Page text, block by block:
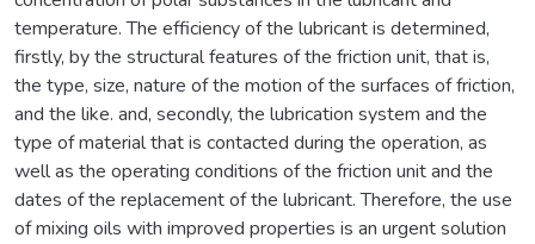
temperature. The efficiency of the lubricant is determined,
firstly, by the structural features of the friction unit, that is,
the type, size, nature of the motion of the surfaces of friction,
and the like. and, secondly, the lubrication system and the
type of material that is contacted during the operation, as
well as the operating conditions of the friction unit and the
dates of the replacement of the lubricant. Therefore, the use
of mixing oils with improved properties is an urgent solution